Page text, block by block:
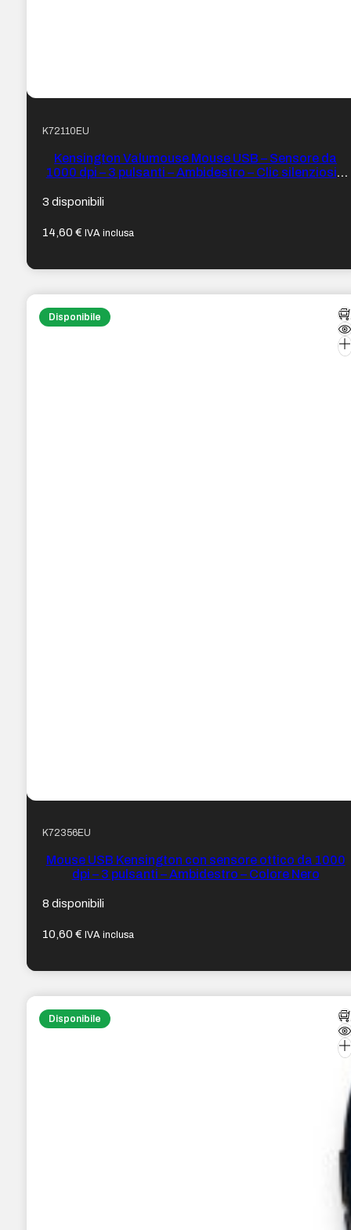
K72110EU
Kensington Valumouse Mouse USB – Sensore da
1000 dpi – 3 pulsanti – Ambidestro – Clic silenziosi –
3 disponibili
14,60€ IVA inclusa
Disponibile
K72356EU
Mouse USB Kensington con sensore ottico da 1000
dpi – 3 pulsanti – Ambidestro – Colore Nero
8 disponibili
10,60€ IVA inclusa
Disponibile